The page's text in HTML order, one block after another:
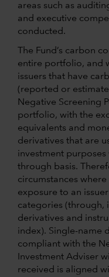
areas such as
and executive
conducted.
The Fund’s carbon
entire portfolio, and
issuers that have
(reported or
Negative Screening
portfolio, with the
equivalents and
derivatives that are
investment purposes
through basis.
circumstances
exposure to an
categories (through,
derivatives and
index). Single-name
compliant with the
Investment Adviser
received is aligned